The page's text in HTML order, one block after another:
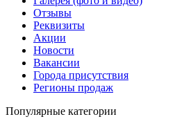
Отзывы
Реквизиты
Акции
Новости
Вакансии
Города присутствия
Регионы продаж
Популярные категории